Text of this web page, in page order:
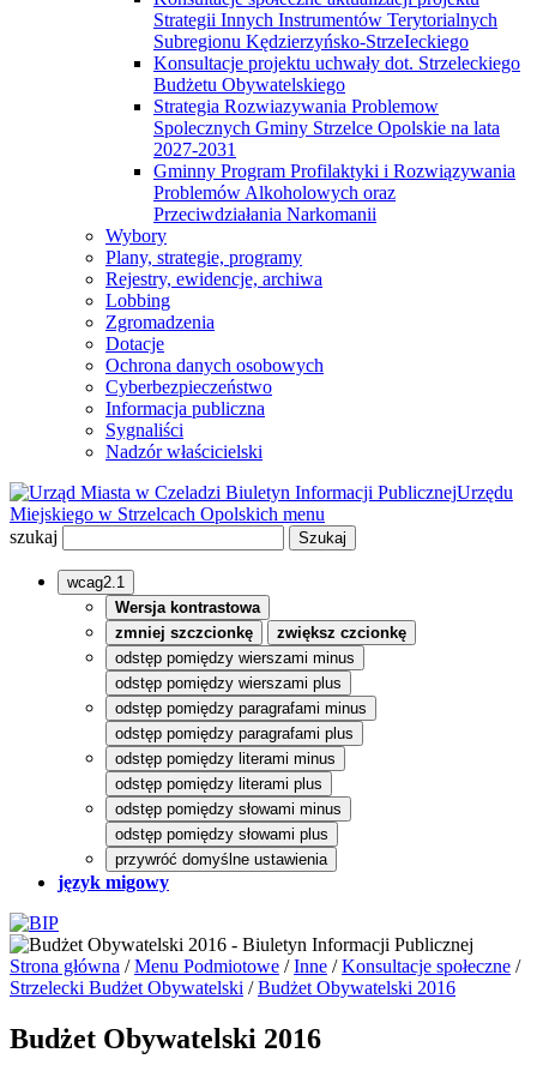
Strategii Innych Instrumentów Terytorialnych
Subregionu Kędzierzyńsko-StrzeIeckiego
Konsultacje projektu uchwały dot. Strzeleckiego
Budżetu Obywatelskiego
Strategia Rozwiazywania Problemow
Spolecznych Gminy Strzelce Opolskie na lata
2027-2031
Gminny Program Profilaktyki i Rozwiązywania
Problemów Alkoholowych oraz
Przeciwdziałania Narkomanii
Wybory
Plany, strategie, programy
Rejestry, ewidencje, archiwa
Lobbing
Zgromadzenia
Dotacje
Ochrona danych osobowych
Cyberbezpieczeństwo
Informacja publiczna
Sygnaliści
Nadzór właścicielski
Biuletyn Informacji PublicznejUrzędu
Miejskiego w Strzelcach Opolskich menu
szukaj
wcag2.1
Wersja kontrastowa
zmniej szczcionkę
zwiększ czcionkę
odstęp pomiędzy wierszami minus
odstęp pomiędzy wierszami plus
odstęp pomiędzy paragrafami minus
odstęp pomiędzy paragrafami plus
odstęp pomiędzy literami minus
odstęp pomiędzy literami plus
odstęp pomiędzy słowami minus
odstęp pomiędzy słowami plus
przywróć domyślne ustawienia
język migowy
Strona główna /Menu Podmiotowe /Inne /Konsultacje społeczne /
Strzelecki Budżet Obywatelski /Budżet Obywatelski 2016
Budżet Obywatelski 2016